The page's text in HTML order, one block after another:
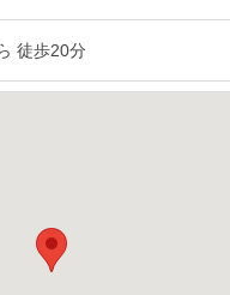
徒歩20分